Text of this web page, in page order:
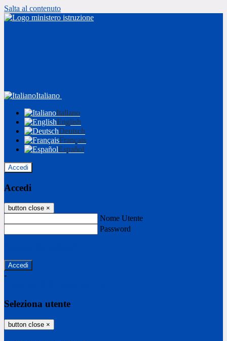
Salta al contenuto
Italiano
Italiano
English
Deutsch
Français
Español
Accedi
Accedi
button close ×
Nome Utente
Password
-
Seleziona utente
button close ×